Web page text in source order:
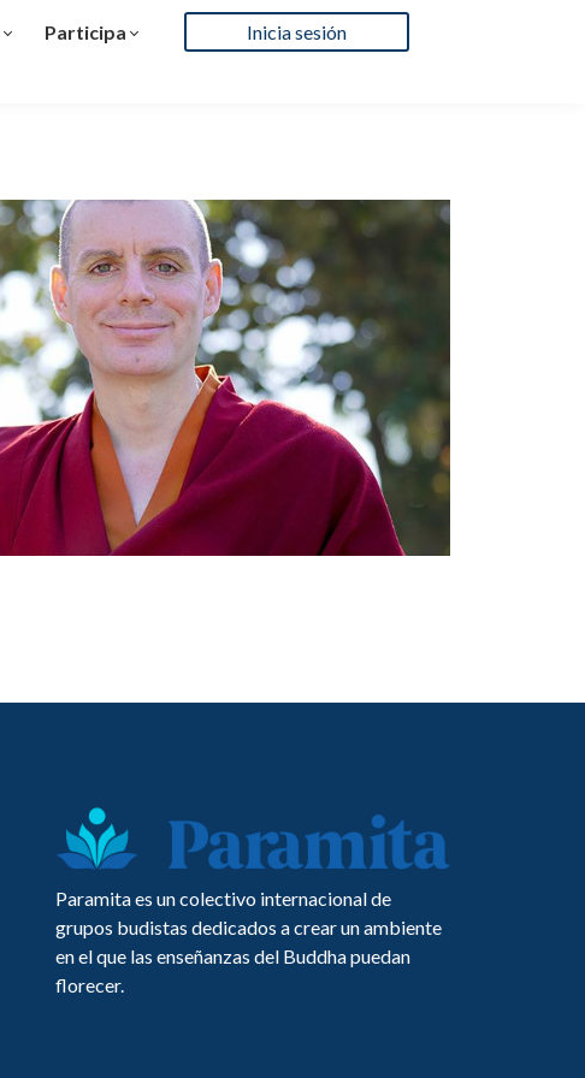
Participa
Inicia sesión
Paramita es un colectivo internacional de
grupos budistas dedicados a crear un ambiente
en el que las enseñanzas del Buddha puedan
florecer.